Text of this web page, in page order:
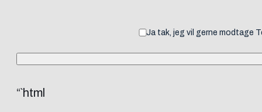
Ja tak, jeg vil gerne modtage
“`html